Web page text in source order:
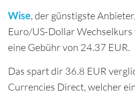
Wise, der günstigste
Euro/US-Dollar
eine Gebühr von 24.37 EUR.
Das spart dir 36.8 EUR
Currencies Direct, welcher